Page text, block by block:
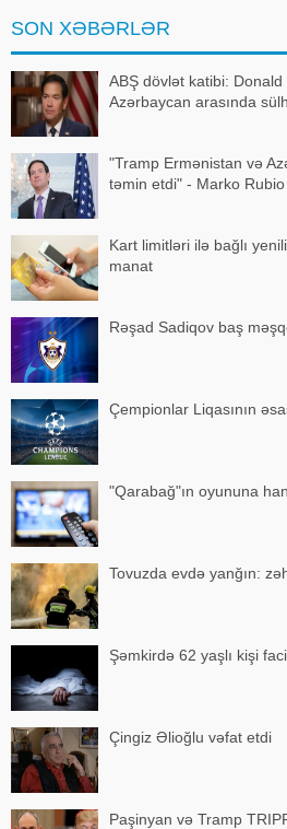
müsahibəsində danışıb
SON XƏBƏRLƏR
ABŞ dövlət katibi:
Azərbaycan arasında
"Tramp Ermənistan və
təmin etdi" - Marko Rubio
Kart limitləri ilə bağlı
manat
Rəşad Sadiqov baş
Çempionlar Liqasının
"Qarabağ"ın oyununa
Tovuzda evdə yanğın:
Şəmkirdə 62 yaşlı kişi
Çingiz Əlioğlu vəfat etdi
Paşinyan və Tramp